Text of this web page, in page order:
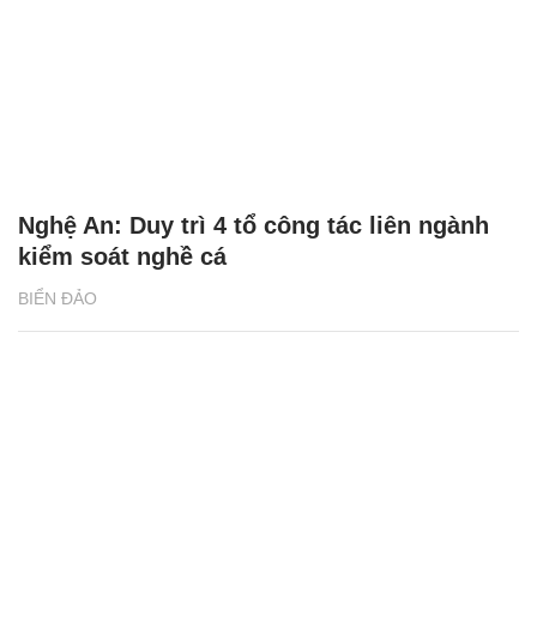
BIỂN ĐẢO
Nghệ An: Duy trì 4 tổ công tác liên ngành
kiểm soát nghề cá